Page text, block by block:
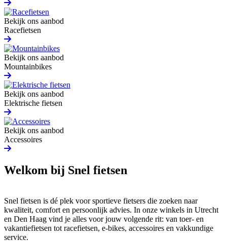
Bekijk ons aanbod
Racefietsen
Bekijk ons aanbod
Mountainbikes
Bekijk ons aanbod
Elektrische fietsen
Bekijk ons aanbod
Accessoires
Welkom bij Snel fietsen
Snel fietsen is dé plek voor sportieve fietsers die zoeken naar
kwaliteit, comfort en persoonlijk advies. In onze winkels in Utrecht
en Den Haag vind je alles voor jouw volgende rit: van toer- en
vakantiefietsen tot racefietsen, e-bikes, accessoires en vakkundige
service.